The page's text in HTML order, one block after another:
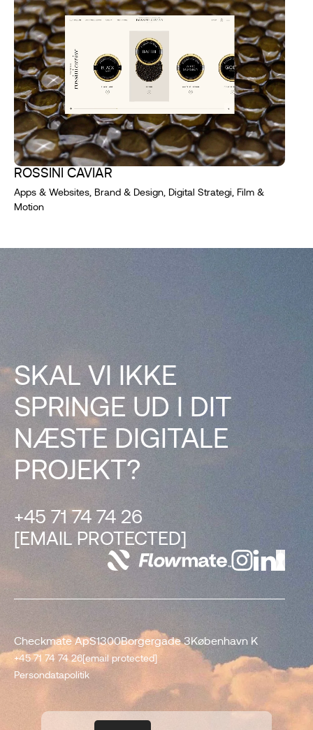
ROSSINI CAVIAR
Apps & Websites, Brand & Design, Digital Strategi, Film &
Motion
SKAL VI IKKE
SPRINGE UD I DIT
NÆSTE DIGITALE
PROJEKT?
+45 71 74 74 26
[EMAIL PROTECTED]
Checkmate ApS1300Borgergade 3København K
+45 71 74 74 26[email protected]
Persondatapolitik